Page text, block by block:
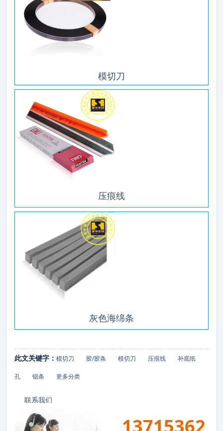
模切刀
压痕线
灰色海绵条
此文关键字： 模切刀 胶/胶条 模切刀 压痕线 补底纸
孔 锯条 更多分类
联系我们